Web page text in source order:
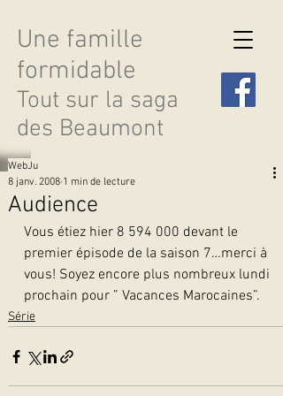
Une famille
formidable
Tout sur la saga
des Beaumont
Découvrir les saisons
Audience
WebJu
8 janv. 2008 1 min de lecture
Vous étiez hier 8 594 000 devant le
premier épisode de la saison 7…merci à
vous! Soyez encore plus nombreux lundi
prochain pour ” Vacances Marocaines”.
Série